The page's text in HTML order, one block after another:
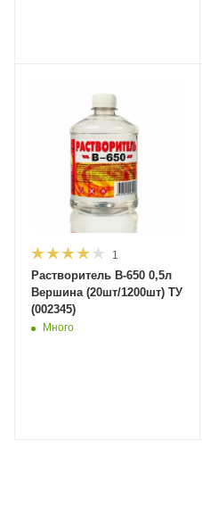
1
Растворитель B-650 0,5л
Вершина (20шт/1200шт) ТУ
(002345)
Много